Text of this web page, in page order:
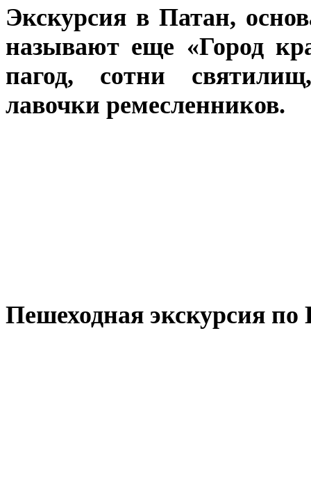
Экскурсия в Патан,
называют еще «Город
пагод, сотни
лавочки ремесленников.
Пешеходная экскурсия по